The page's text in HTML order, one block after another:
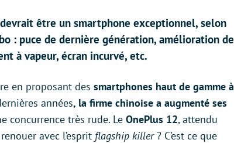
être un smartphone exceptionnel, selon
: puce de dernière génération, amélioration de
à vapeur, écran incurvé, etc.
en proposant des smartphones haut de gamme à
années, la firme chinoise a augmenté ses
concurrence très rude. Le OnePlus 12, attendu
avec l’esprit flagship killer? C’est ce que